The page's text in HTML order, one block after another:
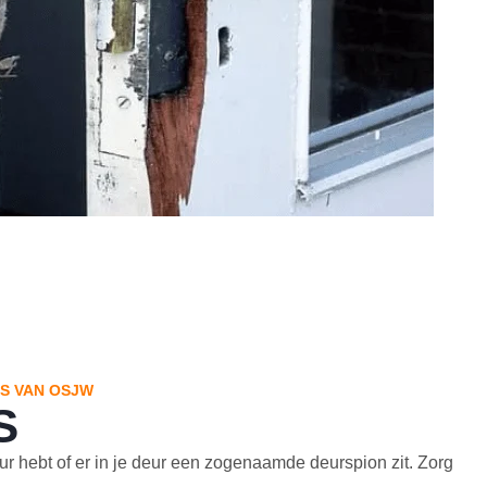
VAN OSJW
hebt of er in je deur een zogenaamde deurspion zit. Zorg